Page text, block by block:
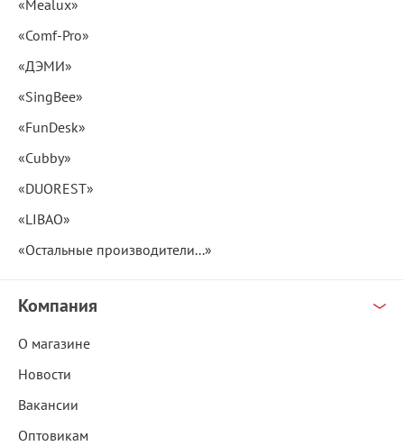
«Mealux»
«Comf-Pro»
«ДЭМИ»
«SingBee»
«FunDesk»
«Cubby»
«DUOREST»
«LIBAO»
«Остальные производители...»
Компания
О магазине
Новости
Вакансии
Оптовикам